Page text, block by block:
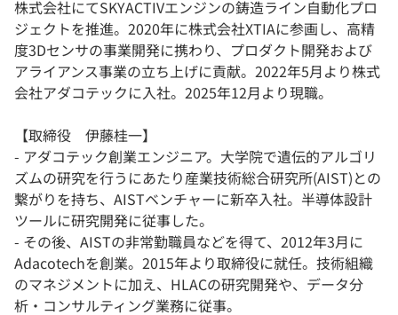
株式会社にてSKYACTIVエンジンの鋳造ライン自動化プロ
ジェクトを推進。2020年に株式会社XTIAに参画し、高精
度3Dセンサの事業開発に携わり、プロダクト開発および
アライアンス事業の立ち上げに貢献。2022年5月より株式
会社アダコテックに入社。2025年12月より現職。
【取締役 伊藤桂一】
- アダコテック創業エンジニア。大学院で遺伝的アルゴリ
ズムの研究を行うにあたり産業技術総合研究所(AIST)との
繋がりを持ち、AISTベンチャーに新卒入社。半導体設計
ツールに研究開発に従事した。
- その後、AISTの非常勤職員などを得て、2012年3月に
Adacotechを創業。2015年より取締役に就任。技術組織
のマネジメントに加え、HLACの研究開発や、データ分
析・コンサルティング業務に従事。